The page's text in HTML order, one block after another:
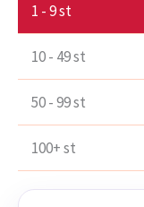
1 - 9st
10 - 49 st
50 - 99 st
100+ st